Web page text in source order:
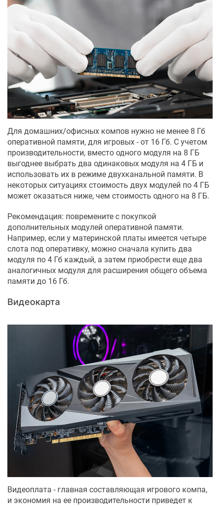
Для домашних/офисных компов нужно не менее 8 Гб
оперативной памяти, для игровых - от 16 Гб. С учетом
производительности, вместо одного модуля на 8 ГБ
выгоднее выбрать два одинаковых модуля на 4 ГБ и
использовать их в режиме двухканальной памяти. В
некоторых ситуациях стоимость двух модулей по 4 ГБ
может оказаться ниже, чем стоимость одного на 8 ГБ.
Рекомендация: повремените с покупкой
дополнительных модулей оперативной памяти.
Например, если у материнской платы имеется четыре
слота под оперативку, можно сначала купить два
модуля по 4 Гб каждый, а затем приобрести еще два
аналогичных модуля для расширения общего объема
памяти до 16 Гб.
Видеокарта
Видеоплата - главная составляющая игрового компа,
и экономия на ее производительности приведет к